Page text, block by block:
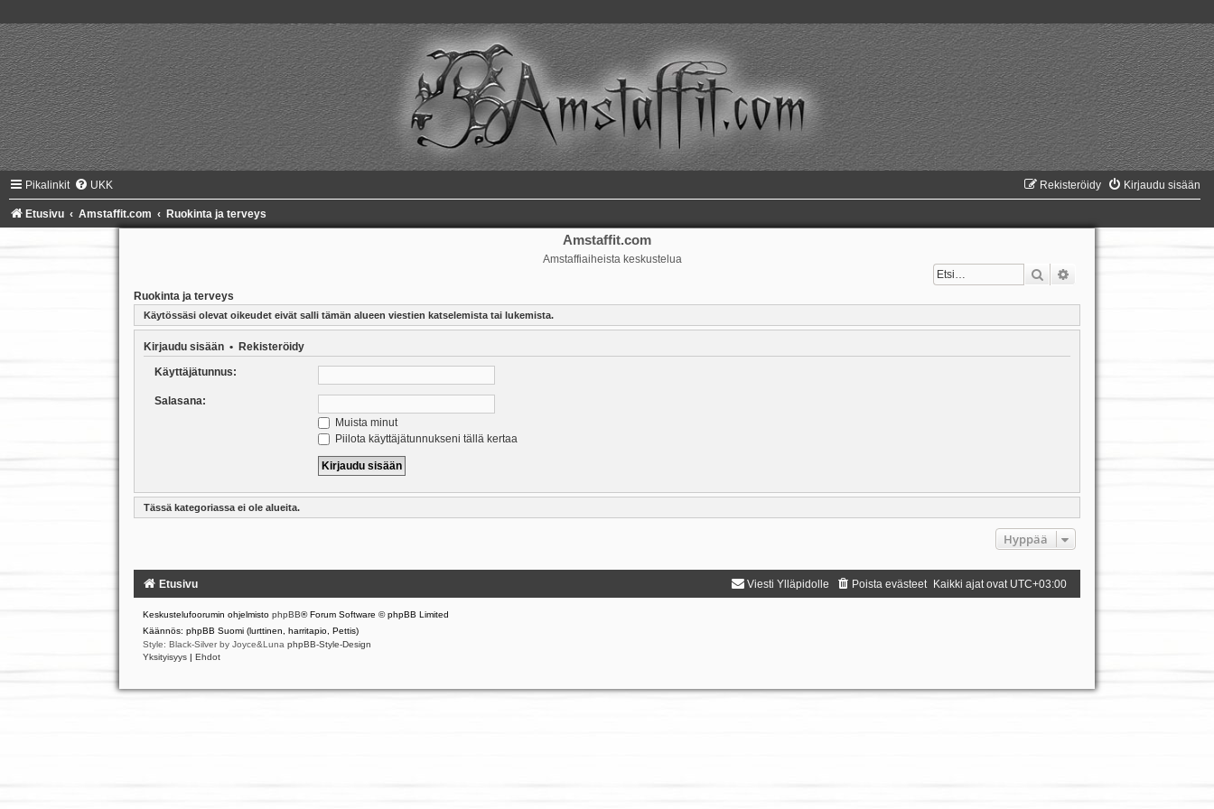
Pikalinkit UKK Kirjaudu sisään
Rekisteröidy
Etusivu Amstaffit.com Ruokinta ja terveys
Amstaffit.com
Amstaffiaiheista keskustelua
Etsi
Ruokinta ja terveys
Käytössäsi olevat oikeudet eivät salli tämän alueen viestien katselemista tai lukemista.
Kirjaudu sisään• Rekisteröidy
Käyttäjätunnus:
Salasana:
Muista minut
Piilota käyttäjätunnukseni tällä kertaa
Tässä kategoriassa ei ole alueita.
Hyppää
Etusivu Kaikki ajat ovat UTC+03:00
Poista evästeet
Viesti Ylläpidolle
Keskustelufoorumin ohjelmisto phpBB® Forum Software © phpBB Limited
Käännös: phpBB Suomi (lurttinen, harritapio, Pettis)
Style: Black-Silver by Joyce&Luna phpBB-Style-Design
Yksityisyys | Ehdot